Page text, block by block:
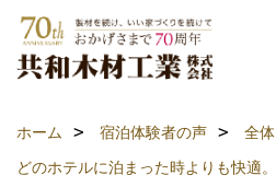
ホーム 宿泊体験者の声 全体
どのホテルに泊まった時よりも快適。